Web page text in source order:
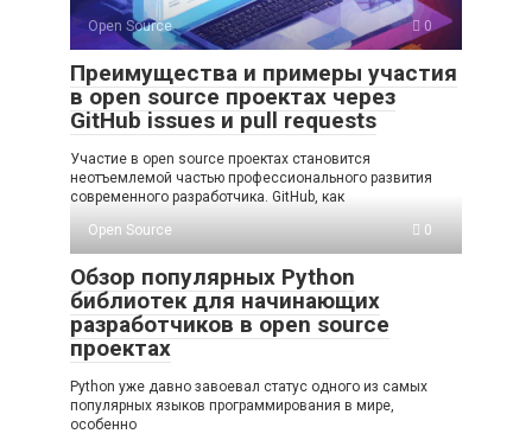
Open Source 0
Преимущества и примеры участия
в open source проектах через
GitHub issues и pull requests
Участие в open source проектах становится
неотъемлемой частью профессионального развития
современного разработчика. GitHub, как
Open Source
0
Обзор популярных Python
библиотек для начинающих
разработчиков в open source
проектах
Python уже давно завоевал статус одного из самых
популярных языков программирования в мире,
особенно